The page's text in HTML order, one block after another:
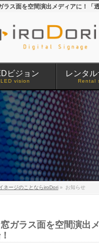
ラス面を空間演出メディアに！
ビジョン
LED vision
レンタ
Rental
ネージのことならiroDori » お知らせ
ガラス面を空間演出